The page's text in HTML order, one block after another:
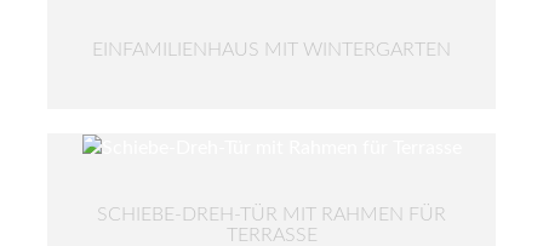
EINFAMILIENHAUS MIT WINTERGARTEN
SCHIEBE-DREH-TÜR MIT RAHMEN FÜR
TERRASSE